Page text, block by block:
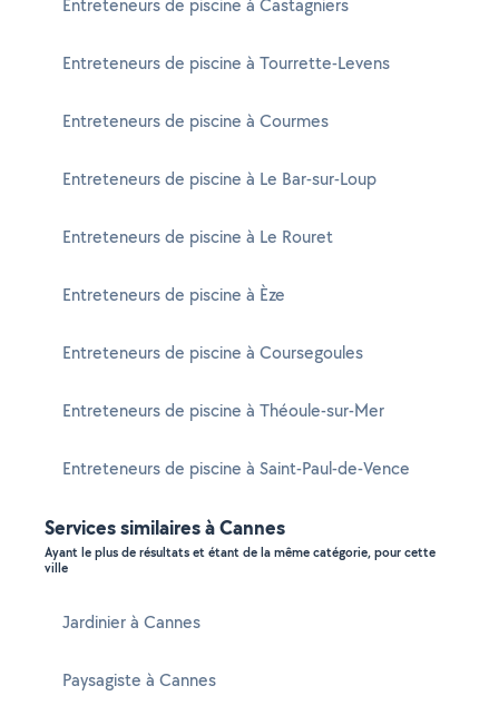
Entreteneurs de piscine à Castagniers
Entreteneurs de piscine à Tourrette-Levens
Entreteneurs de piscine à Courmes
Entreteneurs de piscine à Le Bar-sur-Loup
Entreteneurs de piscine à Le Rouret
Entreteneurs de piscine à Èze
Entreteneurs de piscine à Coursegoules
Entreteneurs de piscine à Théoule-sur-Mer
Entreteneurs de piscine à Saint-Paul-de-Vence
Services similaires à Cannes
Ayant le plus de résultats et étant de la même catégorie, pour cette
ville
Jardinier à Cannes
Paysagiste à Cannes